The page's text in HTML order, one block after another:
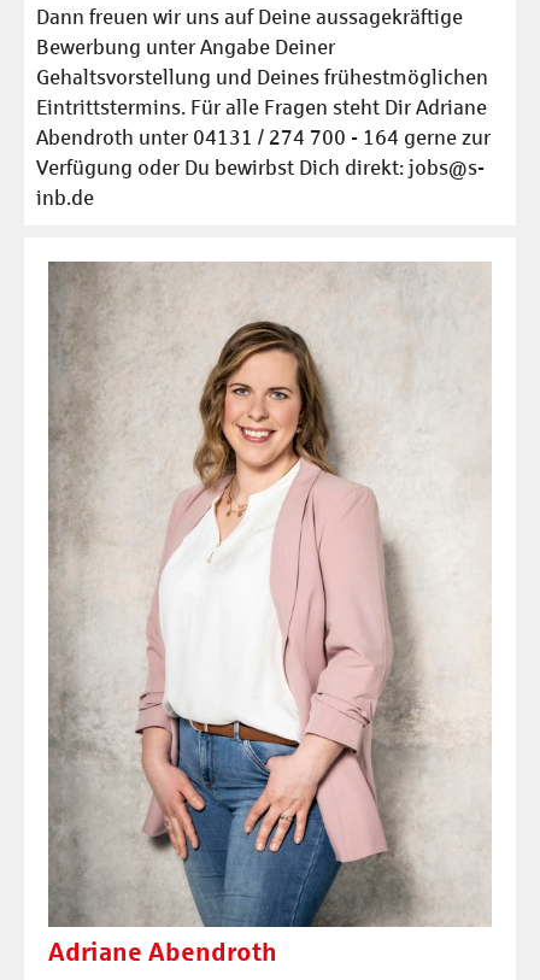
Dann freuen wir uns auf Deine aussagekräftige
Bewerbung unter Angabe Deiner
Gehaltsvorstellung und Deines frühestmöglichen
Eintrittstermins. Für alle Fragen steht Dir Adriane
Abendroth unter 04131 / 274 700 - 164 gerne zur
Verfügung oder Du bewirbst Dich direkt: jobs@s-
inb.de
Adriane Abendroth